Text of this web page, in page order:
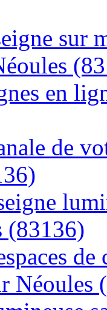
sur
en
de
(83136)
Néoules